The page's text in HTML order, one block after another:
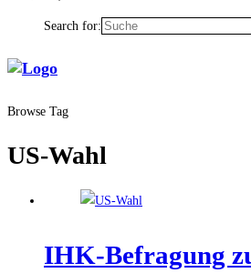
Search for:
Browse Tag
US-Wahl
IHK-Befra­gung